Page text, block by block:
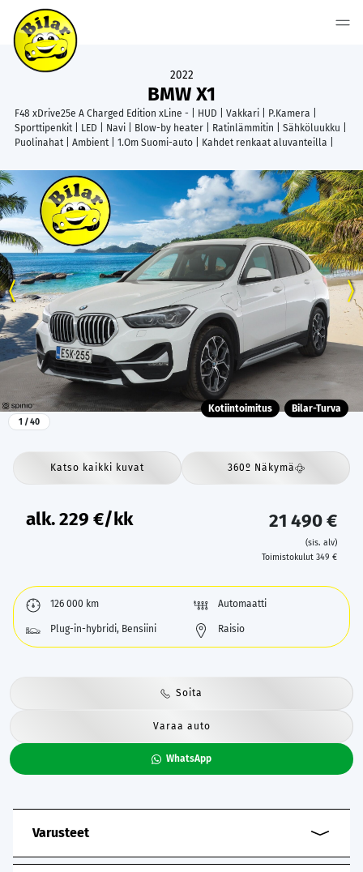
BMW X1
2022
F48 xDrive25e A Charged Edition xLine - | HUD | Vakkari | P.Kamera |
Sporttipenkit | LED | Navi | Blow-by heater | Ratinlämmitin | Sähköluukku |
Puolinahat | Ambient | 1.Om Suomi-auto | Kahdet renkaat aluvanteilla |
1 / 40
Kotiintoimitus Bilar-Turva
Katso kaikki kuvat 360º Näkymä
alk.229 €/kk 21 490 €
(sis. alv)
Toimistokulut 349 €
126 000 km Automaatti
Plug-in-hybridi, Bensiini Raisio
Soita
Varaa auto
WhatsApp
Varusteet